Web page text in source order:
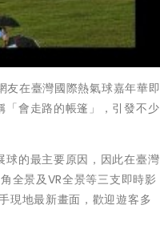
在臺灣國際熱氣球嘉年華即
「會走路的帳篷」，引發不少
球的最主要原因，因此在臺灣
景及VR全景等三支即時影
現地最新畫面，歡迎遊客多